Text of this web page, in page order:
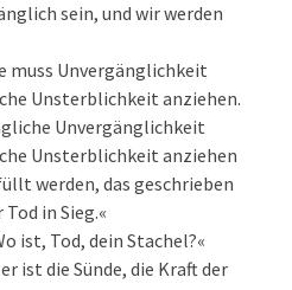
sein, und wir werden
muss Unvergänglichkeit
Unsterblichkeit anziehen.
Unvergänglichkeit
Unsterblichkeit anziehen
werden, das geschrieben
in Sieg.«
ist, Tod, dein Stachel?«
ist die Sünde, die Kraft der